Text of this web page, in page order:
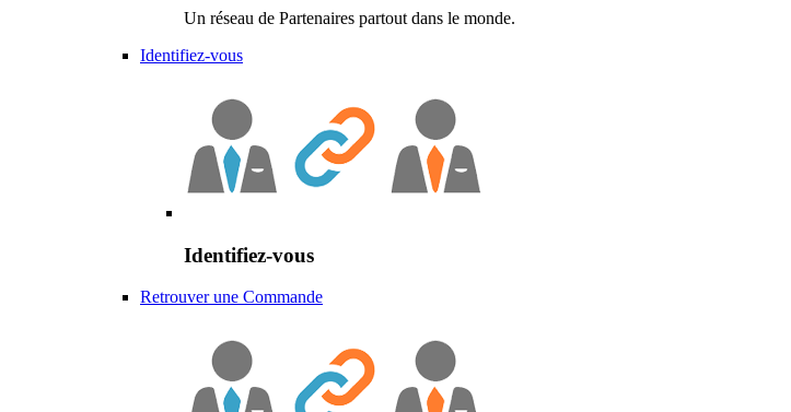
Un réseau de Partenaires partout dans le monde.
Identifiez-vous
Identifiez-vous
Retrouver une Commande